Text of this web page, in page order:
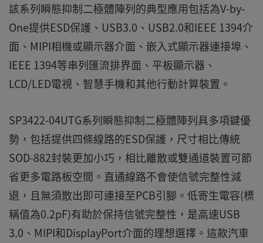
該系列瞬態抑制二極體陣列的典型應用包括為V-by-
One提供ESD保護、USB3.0、USB2.0和IEEE 1394介
面、MIPI相機或顯示器介面、嵌入式顯示器連接埠、
IEEE 1394等串列匯流排界面、平板顯示器、
LCD/LED電視、智慧手機和其他行動計算裝置。
SP3422-04UTG系列瞬態抑制二極體陣列具多項鍵優
勢，包括提供四條線路的ESD保護，尺寸相比傳統
SOD-882封裝更加小巧，相比離散或雙通道裝置可節
省更多電路板空間。直通線路不會使信號完整性減
退，且無須散出即可連接至PCB引腳。低寄生電容(標
稱值為0.2pF)有助於保持信號完整性，是高速USB
3.0、MIPI和DisplayPort介面的理想選擇。這款汽車